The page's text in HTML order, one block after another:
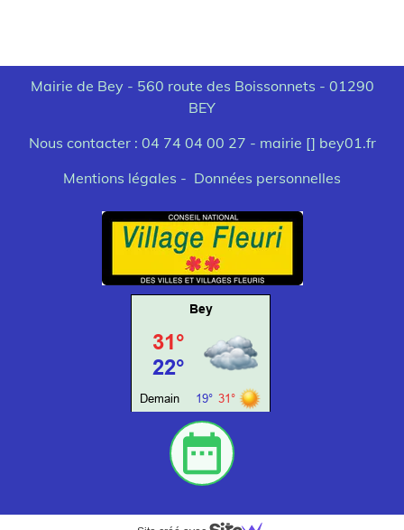
Mairie de Bey - 560 route des Boissonnets - 01290
BEY
Nous contacter : 04 74 04 00 27 - mairie [] bey01.fr
Mentions légales - Données personnelles
Bey
© wetter meteo.fr
date_range